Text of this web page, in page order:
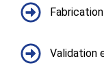
Validation